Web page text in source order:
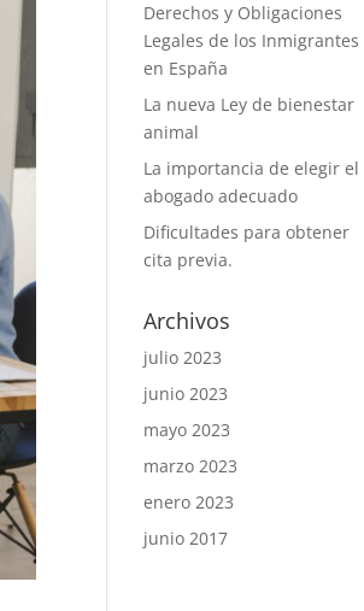
Derechos y Obligaciones
Legales de los Inmigrantes
en España
La nueva Ley de bienestar
animal
La importancia de elegir el
abogado adecuado
Dificultades para obtener
cita previa.
Archivos
julio 2023
junio 2023
mayo 2023
marzo 2023
enero 2023
junio 2017